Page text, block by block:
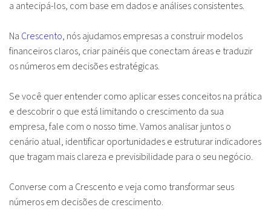
a antecipá-los, com base em dados e análises consistentes.
Na Crescento, nós ajudamos empresas a construir modelos
financeiros claros, criar painéis que conectam áreas e traduzir
os números em decisões estratégicas.
Se você quer entender como aplicar esses conceitos na prática
e descobrir o que está limitando o crescimento da sua
empresa, fale com o nosso time. Vamos analisar juntos o
cenário atual, identificar oportunidades e estruturar indicadores
que tragam mais clareza e previsibilidade para o seu negócio.
Converse com a Crescento e veja como transformar seus
números em decisões de crescimento.